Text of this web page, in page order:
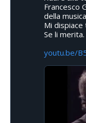
Francesco
della
Mi
Se li merita.
youtu.be/